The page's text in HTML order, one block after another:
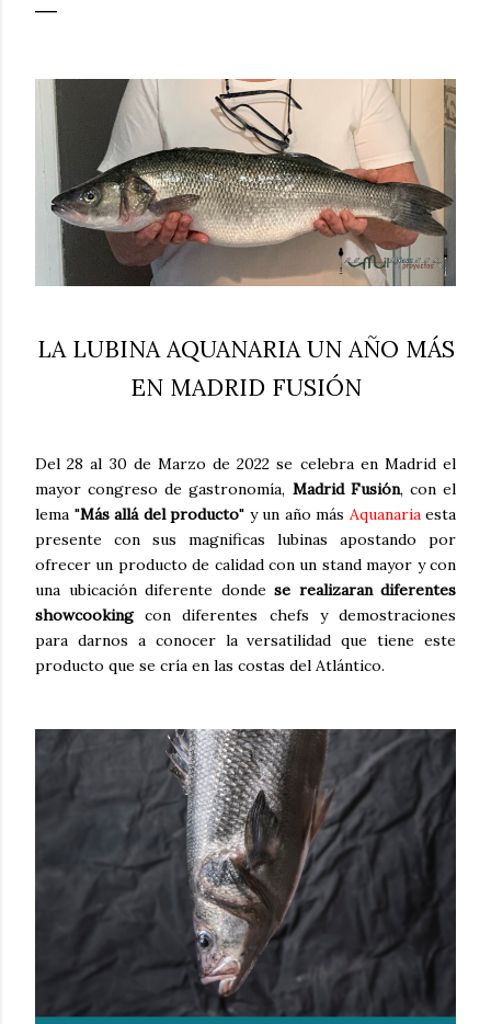
por completo tu forma de ver las legumbres. Olvídate de
revolucionaria, transformaremos un ingrediente tan
humilde como la alubia de La Bañeza en un snack ligero,
dorado, cargado de proteína y 100% natural. Es el
sustituto perfecto a los frutos se...
LA LUBINA AQUANARIA UN AÑO MÁS
EN MADRID FUSIÓN
Del 28 al 30 de Marzo de 2022 se celebra en Madrid el
mayor congreso de gastronomía, Madrid Fusión, con el
lema "Más allá del producto" y un año más Aquanariaesta
presente con sus magnificas lubinas apostando por
ofrecer un producto de calidad con un stand mayor y con
una ubicación diferente donde se realizaran diferentes
showcookingcon diferentes chefs y demostraciones
para darnos a conocer la versatilidad que tiene este
producto que se cría en las costas del Atlántico.